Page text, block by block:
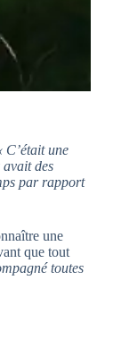
C’était une
avait des
par rapport
une
que tout
toutes